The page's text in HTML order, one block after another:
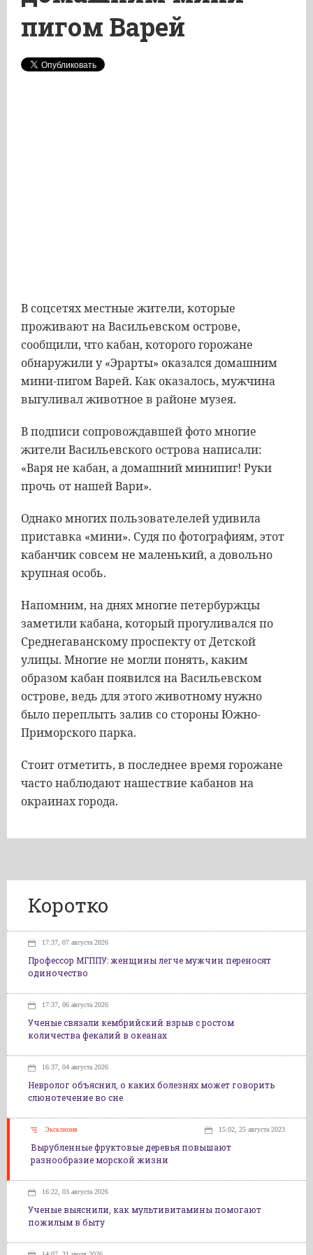
пигом Варей
В соцсетях местные жители, которые
проживают на Васильевском острове,
сообщили, что кабан, которого горожане
обнаружили у «Эрарты» оказался домашним
мини-пигом Варей. Как оказалось, мужчина
выгуливал животное в районе музея.
В подписи сопровождавшей фото многие
жители Васильевского острова написали:
«Варя не кабан, а домашний минипиг! Руки
прочь от нашей Вари».
Однако многих пользователелей удивила
приставка «мини». Судя по фотографиям, этот
кабанчик совсем не маленький, а довольно
крупная особь.
Напомним, на днях многие петербуржцы
заметили кабана, который прогуливался по
Среднегаванскому проспекту от Детской
улицы. Многие не могли понять, каким
образом кабан появился на Васильевском
острове, ведь для этого животному нужно
было переплыть залив со стороны Южно-
Приморского парка.
Стоит отметить, в последнее время горожане
часто наблюдают нашествие кабанов на
окраинах города.
Коротко
17:37, 07 августа 2026
Профессор МГППУ: женщины легче мужчин переносят
одиночество
17:37, 06 августа 2026
Ученые связали кембрийский взрыв с ростом
количества фекалий в океанах
16:37, 04 августа 2026
Невролог объяснил, о каких болезнях может говорить
слюнотечение во сне
Эксклюзив 15:02, 25 августа 2023
Вырубленные фруктовые деревья повышают
разнообразие морской жизни
16:22, 03 августа 2026
Ученые выяснили, как мультивитамины помогают
пожилым в быту